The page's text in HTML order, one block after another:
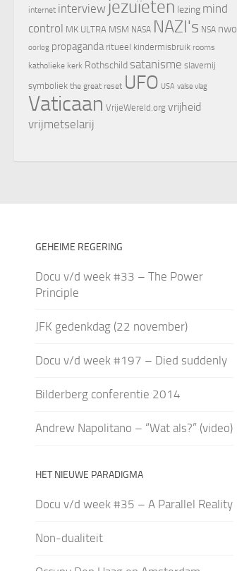
internet interview jezuïeten lezing mind
control MK ULTRA MSM NASA NAZI's NSA nwo
oorlog propaganda ritueel kindermisbruik rooms
katholieke kerk Rothschild satanisme slavernij
symboliek the great reset UFO USA valse vlag
Vaticaan VrijeWereld.org vrijheid
vrijmetselarij
GEHEIME REGERING
Docu v/d week #33 – The Power
Principle
JFK gedenkdag (22 november)
Docu v/d week #197 – Died suddenly
Bilderberg conferentie 2014
Andrew Napolitano – “Wat als?” (video)
HET NIEUWE PARADIGMA
Docu v/d week #35 – A Parallel Reality
Non-dualiteit